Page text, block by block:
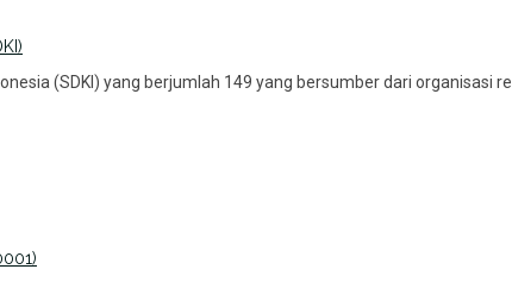
(SDKI) yang berjumlah 149 yang bersumber dari